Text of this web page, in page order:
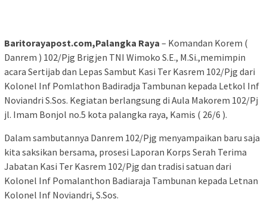
Baritorayapost.com,Palangka Raya – Komandan Korem (
Danrem ) 102/Pjg Brigjen TNI Wimoko S.E., M.Si.,memimpin
acara Sertijab dan Lepas Sambut Kasi Ter Kasrem 102/Pjg dari
Kolonel Inf Pomlathon Badiradja Tambunan kepada Letkol Inf
Noviandri S.Sos. Kegiatan berlangsung di Aula Makorem 102/Pj
jl. Imam Bonjol no.5 kota palangka raya, Kamis ( 26/6 ).
Dalam sambutannya Danrem 102/Pjg menyampaikan baru saja
kita saksikan bersama, prosesi Laporan Korps Serah Terima
Jabatan Kasi Ter Kasrem 102/Pjg dan tradisi satuan dari
Kolonel Inf Pomalanthon Badiaraja Tambunan kepada Letnan
Kolonel Inf Noviandri, S.Sos.